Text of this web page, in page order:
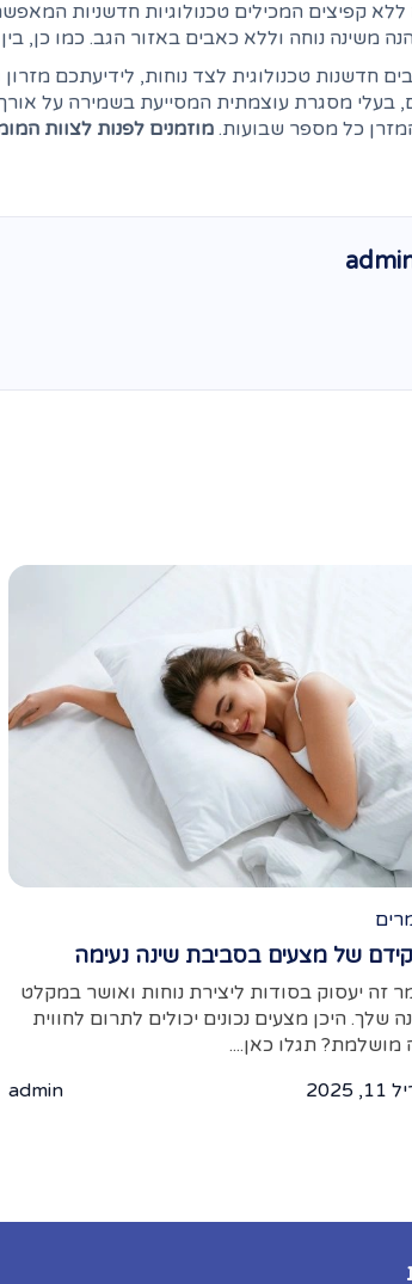
ללא קפיצים המכילים טכנולוגיות חדשניות
משינה נוחה וללא כאבים באזור הגב. כמו כן, בין
חדשנות טכנולוגית לצד נוחות, לידיעתכם
מסגרת עוצמתית המסייעת בשמירה על
כל מספר שבועות. מוזמנים לפנות לצוות
של מצעים בסביבת שינה נעימה
זה יעסוק בסודות ליצירת נוחות ואושר במקלט
שלך. היכן מצעים נכונים יכולים לתרום לחווית
מושלמת? תגלו כאן....
2025
admin